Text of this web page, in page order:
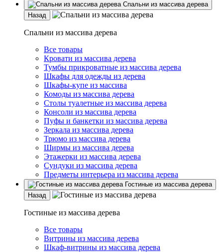
Спальни из массива дерева
Назад
Спальни из массива дерева
Все товары
Кровати из массива дерева
Тумбы прикроватные из массива дерева
Шкафы для одежды из дерева
Шкафы-купе из массива
Комоды из массива дерева
Столы туалетные из массива дерева
Консоли из массива дерева
Пуфы и банкетки из массива дерева
Зеркала из массива дерева
Трюмо из массива дерева
Ширмы из массива дерева
Этажерки из массива дерева
Сундуки из массива дерева
Предметы интерьера из массива дерева
Гостиные из массива дерева
Назад
Гостиные из массива дерева
Все товары
Витрины из массива дерева
Шкаф-витрины из массива дерева